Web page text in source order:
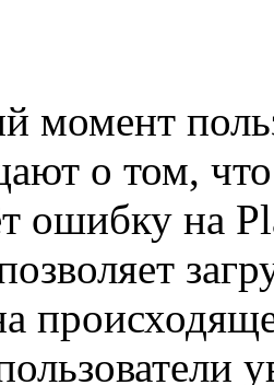
момент
о том,
ошибку на